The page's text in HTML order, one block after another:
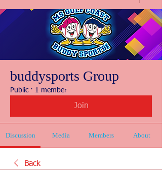
buddysports Group
Public · 1 member
Join
Discussion Media Members About
Back